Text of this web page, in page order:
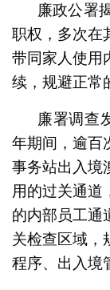
廉政公署
职权，多次在
带同家人使用
续，规避正常
廉署调查
年期间，逾百
事务站出入境
用的过关通道
的内部员工通
关检查区域，
程序、出入境